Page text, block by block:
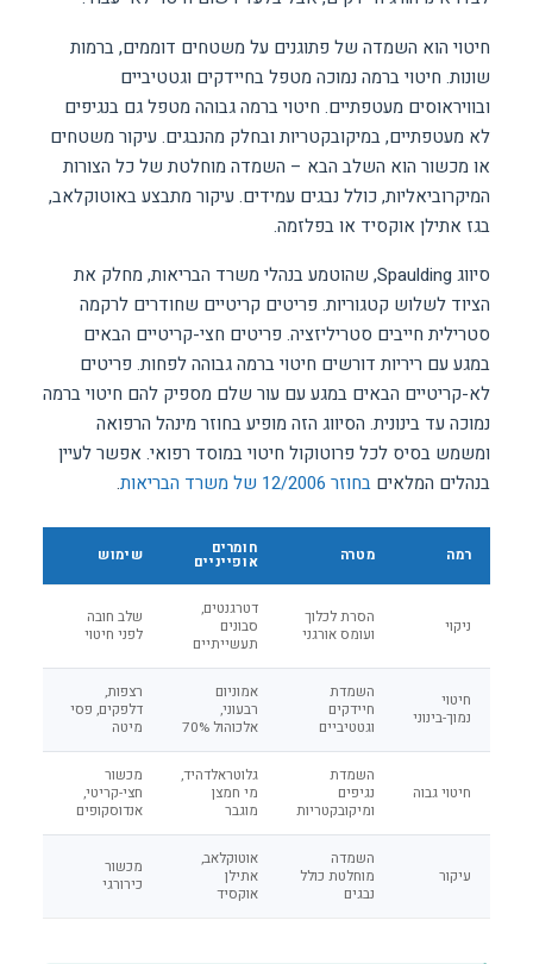
חיטוי הוא השמדה של פתוגנים על משטחים דוממים, ברמות
שונות. חיטוי ברמה נמוכה מטפל בחיידקים וגטטיביים
ובוויראוסים מעטפתיים. חיטוי ברמה גבוהה מטפל גם בנגיפים
לא מעטפתיים, במיקובקטריות ובחלק מהנבגים. עיקור משטחים
או מכשור הוא השלב הבא – השמדה מוחלטת של כל הצורות
המיקרוביאליות, כולל נבגים עמידים. עיקור מתבצע באוטוקלאב,
בגז אתילן אוקסיד או בפלזמה.
סיווג Spaulding, שהוטמע בנהלי משרד הבריאות, מחלק את
הציוד לשלוש קטגוריות. פריטים קריטיים שחודרים לרקמה
סטרילית חייבים סטריליזציה. פריטים חצי-קריטיים הבאים
במגע עם ריריות דורשים חיטוי ברמה גבוהה לפחות. פריטים
לא-קריטיים הבאים במגע עם עור שלם מספיק להם חיטוי ברמה
נמוכה עד בינונית. הסיווג הזה מופיע בחוזר מינהל הרפואה
ומשמש בסיס לכל פרוטוקול חיטוי במוסד רפואי. אפשר לעיין
בנהלים המלאים בחוזר 12/2006 של משרד הבריאות .
רמה מטרה חומרים
אופייניים שימוש
ניקוי
הסרת לכלוך
ועומס אורגני
דטרגנטים,
סבונים
תעשייתיים
שלב חובה
לפני חיטוי
חיטוי
נמוך-בינוני
השמדת
חיידקים
וגטטיביים
אמוניום
רבעוני,
אלכוהול 70%
רצפות,
דלפקים, פסי
מיטה
חיטוי גבוה
השמדת
נגיפים
ומיקובקטריות
גלוטראלדהיד,
מי חמצן
מוגבר
מכשור
חצי-קריטי,
אנדוסקופים
עיקור
השמדה
מוחלטת כולל
נבגים
אוטוקלאב,
אתילן
אוקסיד
מכשור
כירורגי